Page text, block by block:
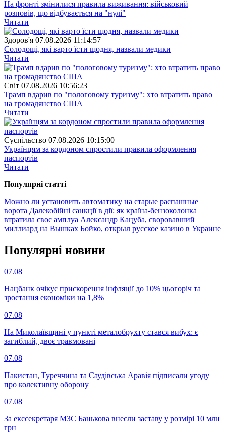
На фронті змінилися правила виживання: військовий
розповів, що відбувається на "нулі"
Читати
Здоров'я 07.08.2026 11:14:57
Солодощі, які варто їсти щодня, назвали медики
Читати
Свiт 07.08.2026 10:56:23
Трамп вдарив по "пологовому туризму": хто втратить право
на громадянство США
Читати
Суспiльство 07.08.2026 10:15:00
Українцям за кордоном спростили правила оформлення
паспортів
Читати
Популярнi статтi
Можно ли установить автоматику на старые распашные
ворота Далекобійні санкції в дії: як країна-бензоколонка
втратила своє амплуа Александр Кацуба, своровавший
миллиард на Вышках Бойко, открыл русское казино в Украине
Популярнi новини
07.08
Нацбанк очікує прискорення інфляції до 10% цьогоріч та
зростання економіки на 1,8%
07.08
На Миколаївщині у пункті металобрухту стався вибух: є
загиблий, двоє травмовані
07.08
Пакистан, Туреччина та Саудівська Аравія підписали угоду
про колективну оборону
07.08
За екссекретаря МЗС Банькова внесли заставу у розмірі 10 млн
грн